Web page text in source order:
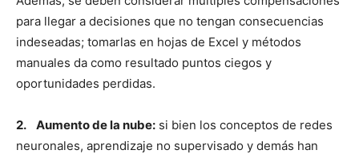
para llegar a decisiones que no tengan consecuencias
indeseadas; tomarlas en hojas de Excel y métodos
manuales da como resultado puntos ciegos y
oportunidades perdidas.
2. Aumento de la nube: si bien los conceptos de redes
neuronales, aprendizaje no supervisado y demás han